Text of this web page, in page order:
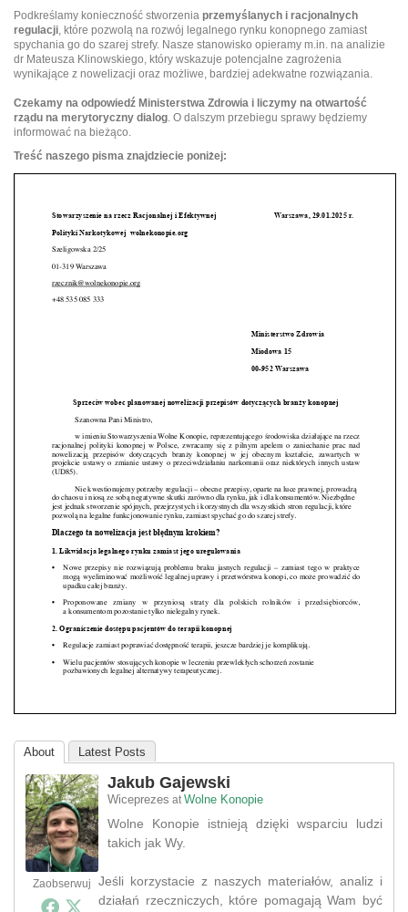
Podkreślamy konieczność stworzenia przemyślanych i racjonalnych
regulacji, które pozwolą na rozwój legalnego rynku konopnego zamiast
spychania go do szarej strefy. Nasze stanowisko opieramy m.in. na analizie
dr Mateusza Klinowskiego, który wskazuje potencjalne zagrożenia
wynikające z nowelizacji oraz możliwe, bardziej adekwatne rozwiązania.
Czekamy na odpowiedź Ministerstwa Zdrowia i liczymy na otwartość
rządu na merytoryczny dialog. O dalszym przebiegu sprawy będziemy
informować na bieżąco.
Treść naszego pisma znajdziecie poniżej:
About Latest Posts
Zaobserwuj
Jakub Gajewski
Wiceprezes atWolne Konopie
Wolne Konopie istnieją dzięki wsparciu ludzi
takich jak Wy.
Jeśli korzystacie z naszych materiałów, analiz i
działań rzeczniczych, które pomagają Wam być